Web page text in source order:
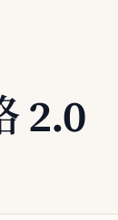
2.0